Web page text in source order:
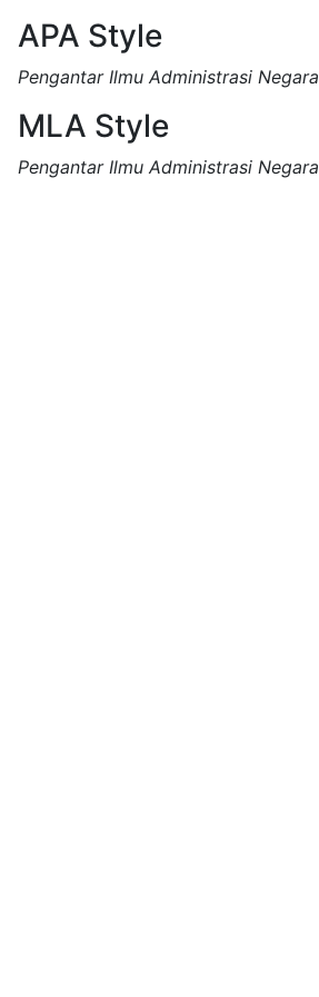
APA Style
Pengantar Ilmu Administrasi Negara
MLA Style
Pengantar Ilmu Administrasi Negara